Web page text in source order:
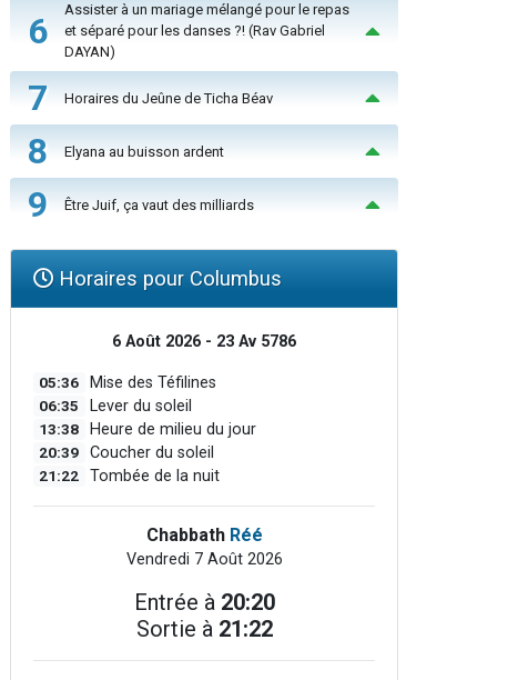
6
Assister à un mariage mélangé pour le repas
et séparé pour les danses ?! (Rav Gabriel
DAYAN)
7 Horaires du Jeûne de Ticha Béav
8 Elyana au buisson ardent
9 Être Juif, ça vaut des milliards
Horaires pour Columbus
6 Août 2026 - 23 Av 5786
05:36 Mise des Téfilines
06:35 Lever du soleil
13:38 Heure de milieu du jour
20:39 Coucher du soleil
21:22 Tombée de la nuit
Chabbath Réé
Vendredi 7 Août 2026
Entrée à 20:20
Sortie à 21:22